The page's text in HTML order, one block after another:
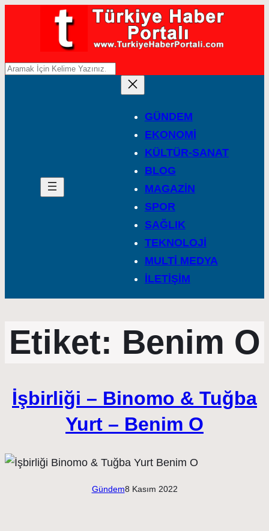
A
GÜNDEM
EKONOMİ
KÜLTÜR-SANAT
BLOG
MAGAZİN
SPOR
SAĞLIK
TEKNOLOJİ
MULTİ MEDYA
İLETİŞİM
Etiket: Benim O
İşbirliği – Binomo & Tuğba
Yurt – Benim O
Gündem8 Kasım 2022